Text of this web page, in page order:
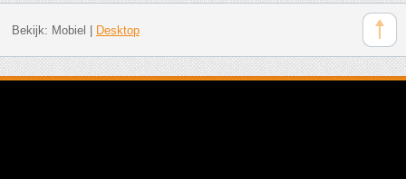
Bekijk: Mobiel Desktop